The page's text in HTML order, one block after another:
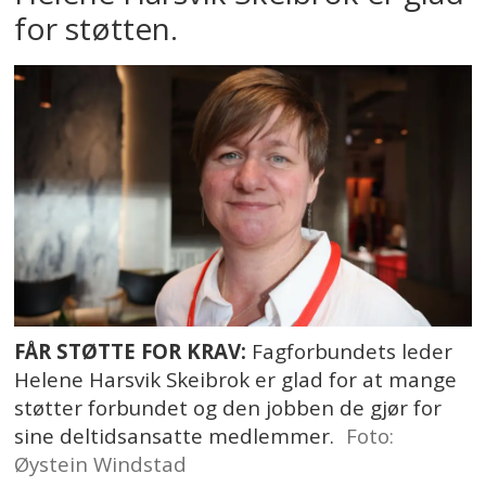
for støtten.
FÅR STØTTE FOR KRAV: Fagforbundets leder
Helene Harsvik Skeibrok er glad for at mange
støtter forbundet og den jobben de gjør for
sine deltidsansatte medlemmer. Foto:
Øystein Windstad